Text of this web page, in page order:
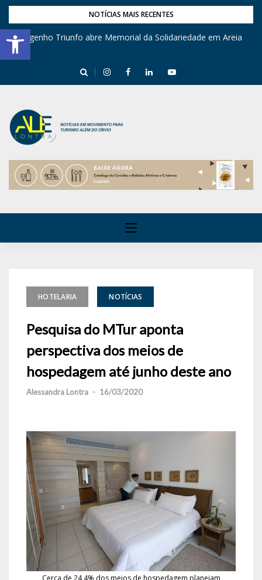
Barra de Ferramentas Aberta
NOTÍCIAS MAIS RECENTES
Engenho Triunfo abre Memorial da Solidariedade em Areia
HOTELARIA NOTÍCIAS
Pesquisa do MTur aponta
perspectiva dos meios de
hospedagem até junho deste ano
Alessandra Lontra - 16/03/2020
Cerca de 24,4% dos meios de hospedagem planejam